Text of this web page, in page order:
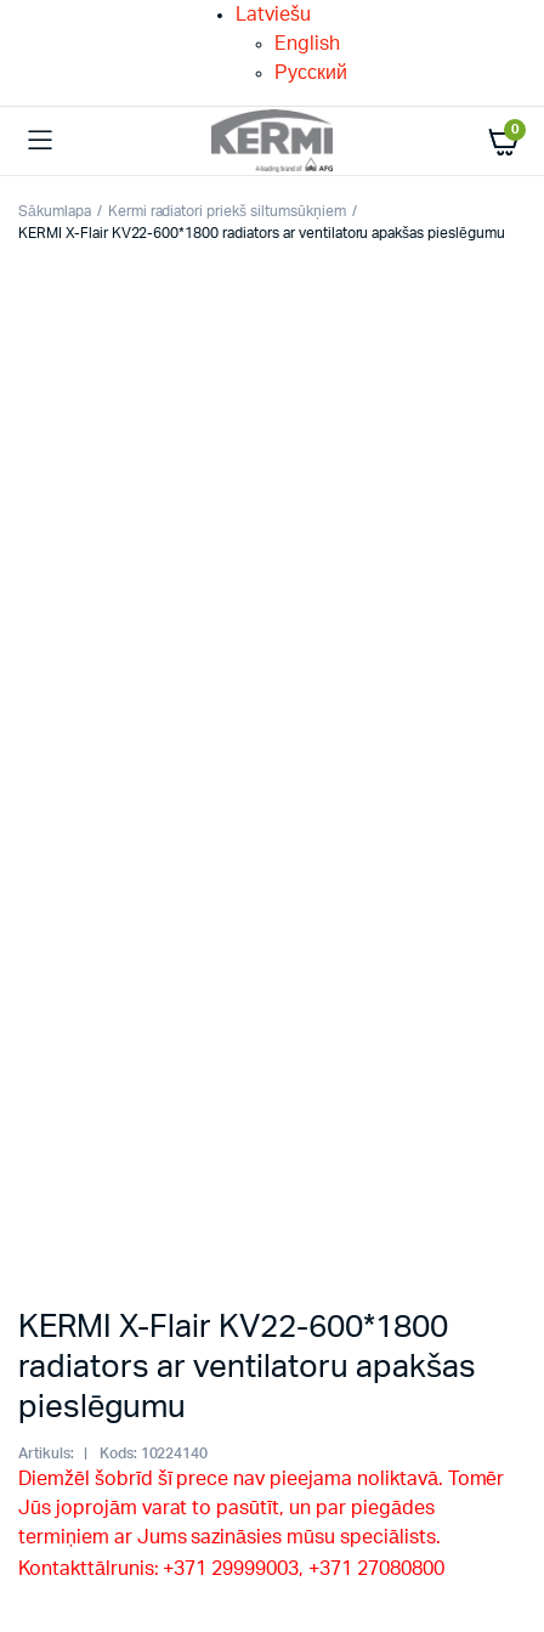
Latviešu
English
Русский
0
Sākumlapa
Kermi radiatori priekš siltumsūkņiem
KERMI X-Flair KV22-600*1800 radiators ar ventilatoru apakšas pieslēgumu
KERMI X-Flair KV22-600*1800
radiators ar ventilatoru apakšas
pieslēgumu
Artikuls: Kods: 10224140
Diemžēl šobrīd šī prece nav pieejama noliktavā. Tomēr
Jūs joprojām varat to pasūtīt, un par piegādes
termiņiem ar Jums sazināsies mūsu speciālists.
Kontakttālrunis: +371 29999003, +371 27080800